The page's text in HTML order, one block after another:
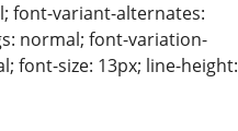
font-variant-alternates:
normal; font-variation-
font-size: 13px; line-height: